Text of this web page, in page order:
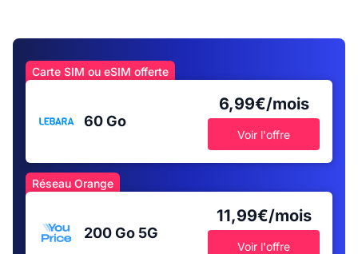
Carte SIM ou eSIM offerte
60 Go
6,99€/mois
Voir l'offre
Réseau Orange
200 Go 5G
11,99€/mois
Voir l'offre